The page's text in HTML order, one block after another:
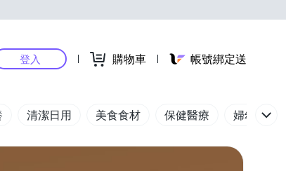
登入 購物車 帳號綁定送
清潔日用 美食食材 保健醫療 婦幼玩具